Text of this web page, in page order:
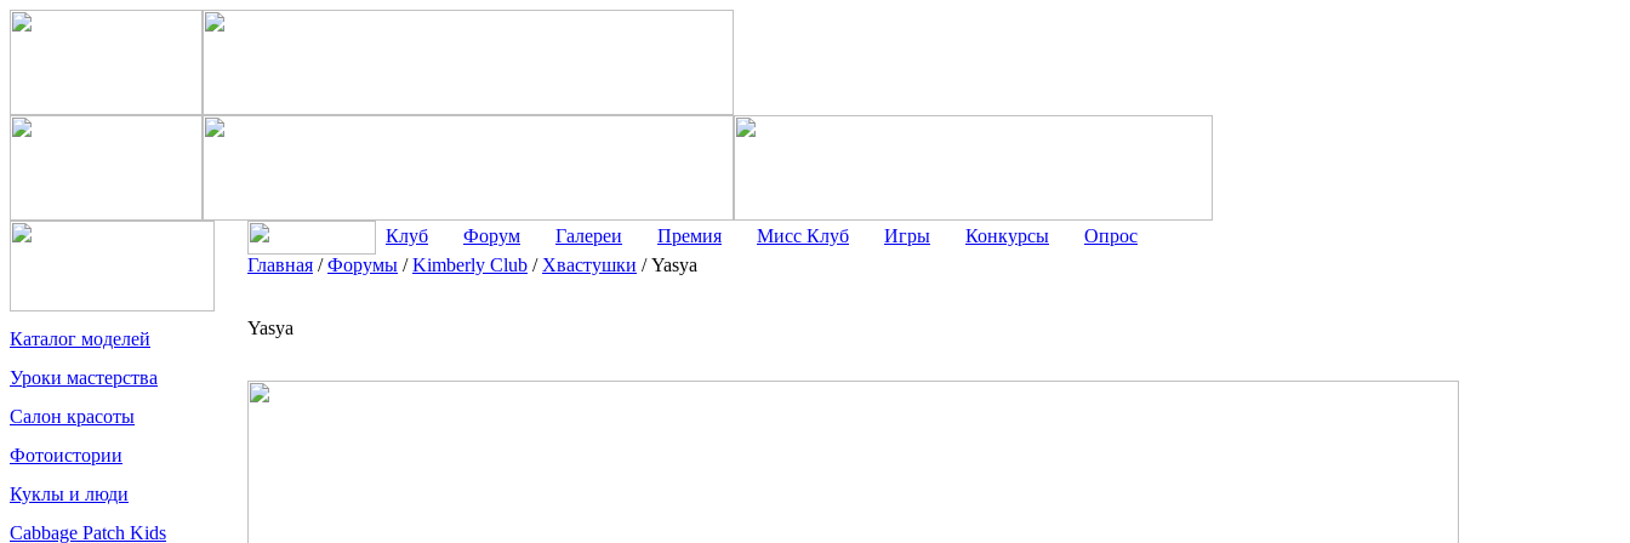
Каталог моделей
Уроки мастерства
Салон красоты
Фотоистории
Куклы и люди
Cabbage Patch Kids
Клуб Форум Галереи Премия Мисс Клуб Игры Конкурсы
Опрос
Главная /Форумы /Kimberly Club / Хвастушки /Yasya
Yasya